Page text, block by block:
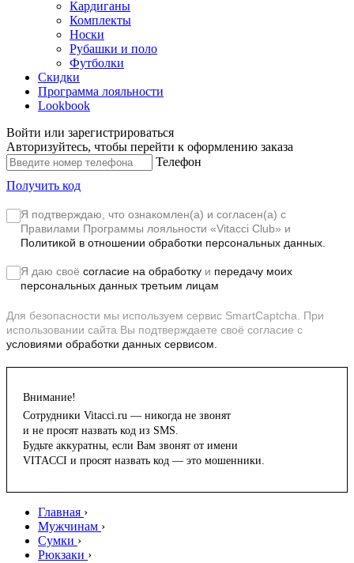
Кардиганы
Комплекты
Носки
Рубашки и поло
Футболки
Скидки
Программа лояльности
Lookbook
Войти или зарегистрироваться
Авторизуйтесь, чтобы перейти к оформлению заказа
Телефон
Получить код
Я подтверждаю, что ознакомлен(а) и согласен(а) с
Правилами Программы лояльности «Vitacci Club» и
Политикой в отношении обработки персональных данных.
Я даю своё согласие на обработку и передачу моих
персональных данных третьим лицам
Для безопасности мы используем сервис SmartCaptcha. При
использовании сайта Вы подтверждаете своё согласие с
условиями обработки данных сервисом.
Внимание!
Сотрудники Vitacci.ru — никогда не звонят
и не просят назвать код из SMS.
Будьте аккуратны, если Вам звонят от имени
VITACCI и просят назвать код — это мошенники.
Главная ›
Мужчинам ›
Сумки ›
Рюкзаки ›